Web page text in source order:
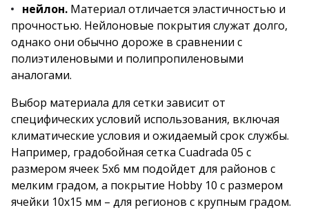
нейлон. Материал отличается эластичностью и
прочностью. Нейлоновые покрытия служат долго,
однако они обычно дороже в сравнении с
полиэтиленовыми и полипропиленовыми
аналогами.
Выбор материала для сетки зависит от
специфических условий использования, включая
климатические условия и ожидаемый срок службы.
Например, градобойная сетка Cuadrada 05 с
размером ячеек 5х6 мм подойдет для районов с
мелким градом, а покрытие Hobby 10 с размером
ячейки 10х15 мм – для регионов с крупным градом.